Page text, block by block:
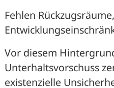
Fehlen
Vor diesem
Unterhaltsvorschuss
existenzielle